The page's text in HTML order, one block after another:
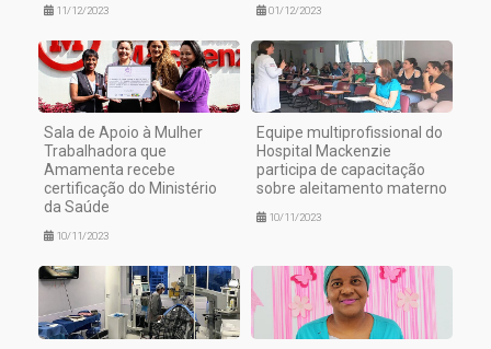
11/12/2023 01/12/2023
Sala de Apoio à Mulher
Trabalhadora que
Amamenta recebe
certificação do Ministério
da Saúde
10/11/2023
Equipe multiprofissional do
Hospital Mackenzie
participa de capacitação
sobre aleitamento materno
10/11/2023